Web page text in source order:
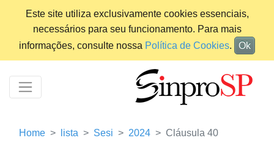
Este site utiliza exclusivamente cookies essenciais,
necessários para seu funcionamento. Para mais
informações, consulte nossa Política de Cookies. Ok
Home lista Sesi 2024 Cláusula 40